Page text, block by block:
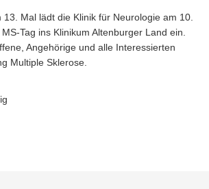
Mal lädt die Klinik für Neurologie am 10.
Tag ins Klinikum Altenburger Land ein.
Angehörige und alle Interessierten
Multiple Sklerose.